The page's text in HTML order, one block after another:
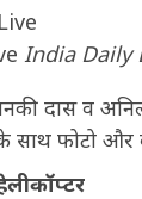
India Daily
दास व
के साथ फोटो